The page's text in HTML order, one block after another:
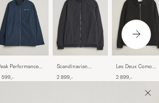
Performance
599,-
Scandinavian
Lightweight Jacket
2 899,-
Les Deux Como
2 899,-